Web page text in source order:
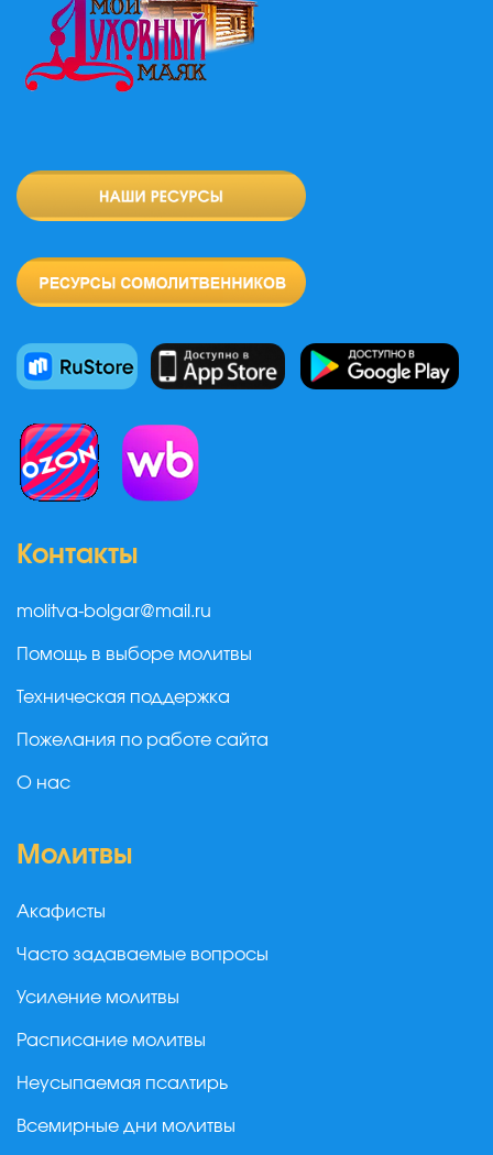
Контакты
molitva-bolgar@mail.ru
Помощь в выборе молитвы
Техническая поддержка
Пожелания по работе сайта
О нас
Молитвы
Акафисты
Часто задаваемые вопросы
Усиление молитвы
Расписание молитвы
Неусыпаемая псалтирь
Всемирные дни молитвы